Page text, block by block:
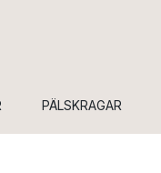
PÄLSKRAGAR